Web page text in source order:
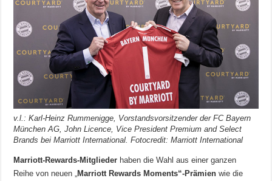
v.l.: Karl-Heinz Rummenigge, Vorstandsvorsitzender der FC Bayern
München AG, John Licence, Vice President Premium and Select
Brands bei Marriott International. Fotocredit: Marriott International
Marriott-Rewards-Mitglieder haben die Wahl aus einer ganzen
Reihe von neuen „Marriott Rewards Moments“-Prämien wie die